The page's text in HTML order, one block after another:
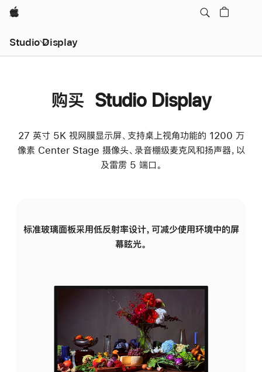
Apple
Studio Display
购买 Studio Display
27 英寸 5K 视网膜显示屏、支持桌上视角功能的 1200 万
像素 Center Stage 摄像头、录音棚级麦克风和扬声器，以
及雷雳 5 端口。
标准玻璃面板采用低反射率设计，可减少使用环境中的屏
幕眩光。